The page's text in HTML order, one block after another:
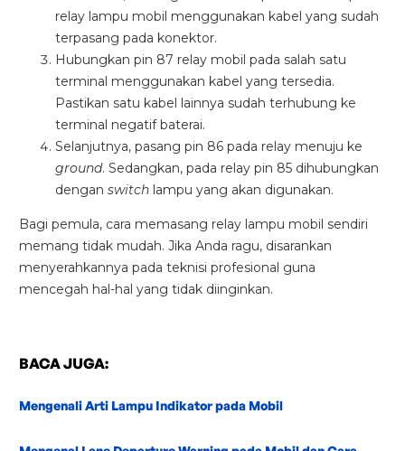
relay lampu mobil menggunakan kabel yang sudah
terpasang pada konektor.
Hubungkan pin 87 relay mobil pada salah satu
terminal menggunakan kabel yang tersedia.
Pastikan satu kabel lainnya sudah terhubung ke
terminal negatif baterai.
Selanjutnya, pasang pin 86 pada relay menuju ke
ground. Sedangkan, pada relay pin 85 dihubungkan
denganswitch lampu yang akan digunakan.
Bagi pemula, cara memasang relay lampu mobil sendiri
memang tidak mudah. Jika Anda ragu, disarankan
menyerahkannya pada teknisi profesional guna
mencegah hal-hal yang tidak diinginkan.
BACA JUGA:
Mengenali Arti Lampu Indikator pada Mobil